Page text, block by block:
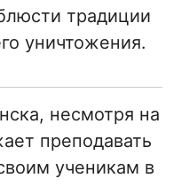
традиции
уничтожения.
несмотря на
преподавать
ученикам в